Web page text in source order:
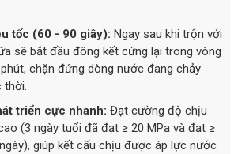
tốc (60 - 90 giây): Ngay sau khi trộn với
sẽ bắt đầu đông kết cứng lại trong vòng
chặn đứng dòng nước đang chảy
triển cực nhanh: Đạt cường độ chịu
(3 ngày tuổi đã đạt ≥ 20 MPa và đạt ≥
giúp kết cấu chịu được áp lực nước